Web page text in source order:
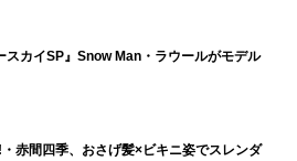
スカイSP』Snow Man・ラウールがモデル
赤間四季、おさげ髪×ビキニ姿でスレンダ